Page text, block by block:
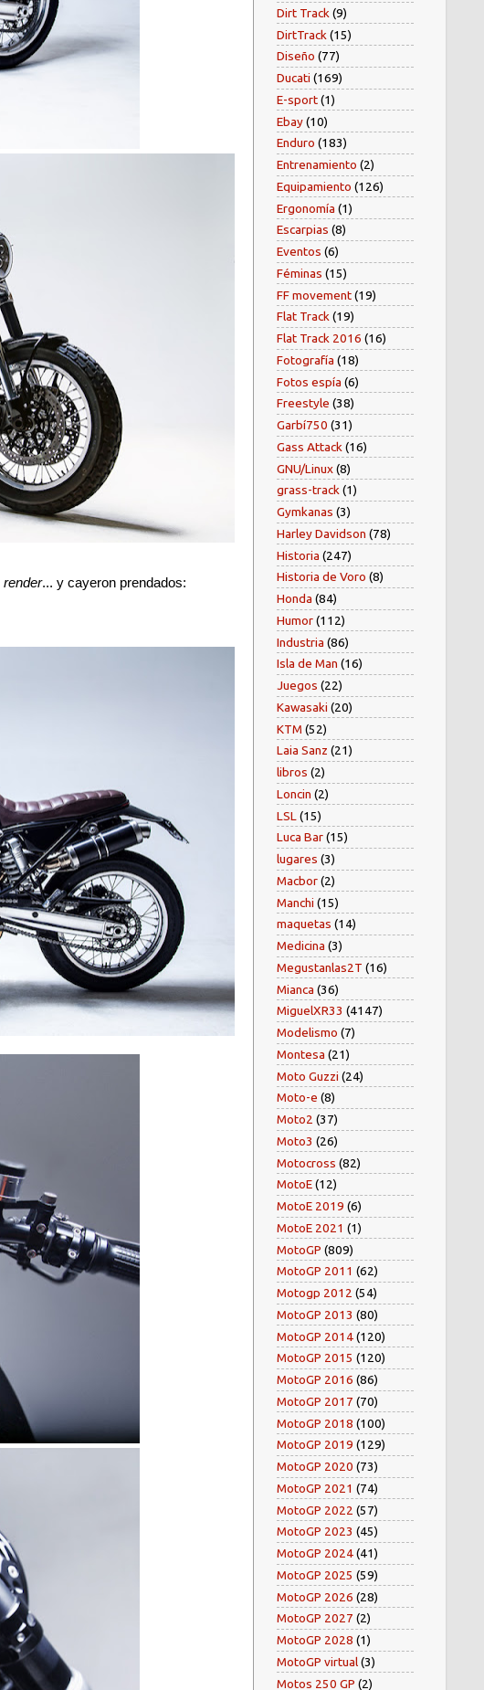
render... y cayeron prendados:
Dirt Track (9)
DirtTrack (15)
Diseño (77)
Ducati (169)
E-sport(1)
Ebay(10)
Enduro (183)
Entrenamiento (2)
Equipamiento (126)
Ergonomía (1)
Escarpias (8)
Eventos (6)
Féminas (15)
FF movement(19)
Flat Track(19)
Flat Track 2016 (16)
Fotografía (18)
Fotos espía (6)
Freestyle (38)
Garbí750 (31)
Gass Attack (16)
GNU/Linux(8)
grass-track(1)
Gymkanas (3)
Harley Davidson (78)
Historia (247)
Historia de Voro (8)
Honda (84)
Humor(112)
Industria (86)
Isla de Man (16)
Juegos (22)
Kawasaki (20)
KTM (52)
Laia Sanz (21)
libros (2)
Loncin (2)
LSL (15)
Luca Bar(15)
lugares (3)
Macbor(2)
Manchi (15)
maquetas (14)
Medicina (3)
Megustanlas2T (16)
Mianca (36)
MiguelXR33 (4147)
Modelismo (7)
Montesa (21)
Moto Guzzi (24)
Moto-e (8)
Moto2 (37)
Moto3 (26)
Motocross (82)
MotoE(12)
MotoE 2019 (6)
MotoE 2021 (1)
MotoGP (809)
MotoGP 2011 (62)
Motogp 2012 (54)
MotoGP 2013 (80)
MotoGP 2014(120)
MotoGP 2015 (120)
MotoGP 2016 (86)
MotoGP 2017 (70)
MotoGP 2018 (100)
MotoGP 2019 (129)
MotoGP 2020 (73)
MotoGP 2021 (74)
MotoGP 2022 (57)
MotoGP 2023 (45)
MotoGP 2024(41)
MotoGP 2025 (59)
MotoGP 2026 (28)
MotoGP 2027 (2)
MotoGP 2028 (1)
MotoGP virtual(3)
Motos 250 GP (2)